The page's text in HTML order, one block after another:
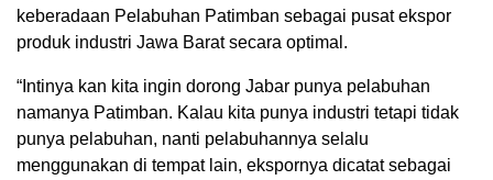
keberadaan Pelabuhan Patimban sebagai pusat ekspor
produk industri Jawa Barat secara optimal.
“Intinya kan kita ingin dorong Jabar punya pelabuhan
namanya Patimban. Kalau kita punya industri tetapi tidak
punya pelabuhan, nanti pelabuhannya selalu
menggunakan di tempat lain, ekspornya dicatat sebagai